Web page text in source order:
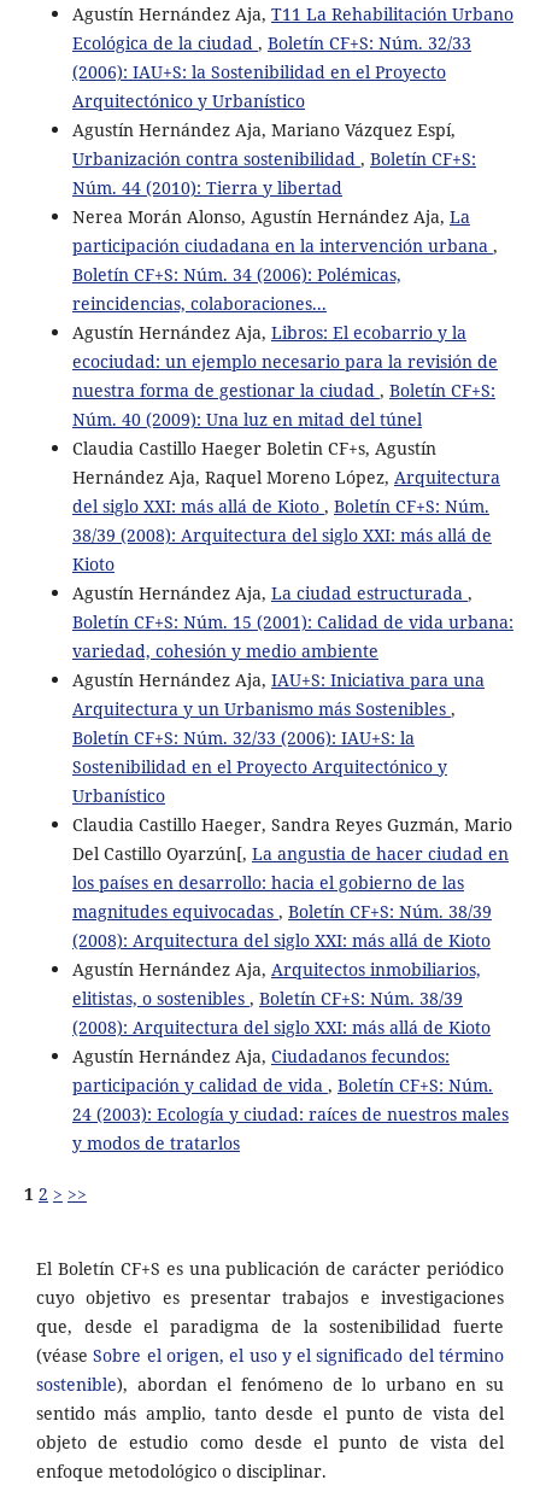
Agustín Hernández Aja, T11 La Rehabilitación Urbano
Ecológica de la ciudad , Boletín CF+S: Núm. 32/33
(2006): IAU+S: la Sostenibilidad en el Proyecto
Arquitectónico y Urbanístico
Agustín Hernández Aja, Mariano Vázquez Espí,
Urbanización contra sostenibilidad , Boletín CF+S:
Núm. 44 (2010): Tierra y libertad
Nerea Morán Alonso, Agustín Hernández Aja, La
participación ciudadana en la intervención urbana ,
Boletín CF+S: Núm. 34 (2006): Polémicas,
reincidencias, colaboraciones...
Agustín Hernández Aja, Libros: El ecobarrio y la
ecociudad: un ejemplo necesario para la revisión de
nuestra forma de gestionar la ciudad , Boletín CF+S:
Núm. 40 (2009): Una luz en mitad del túnel
Claudia Castillo Haeger Boletin CF+s, Agustín
Hernández Aja, Raquel Moreno López, Arquitectura
del siglo XXI: más allá de Kioto , Boletín CF+S: Núm.
38/39 (2008): Arquitectura del siglo XXI: más allá de
Kioto
Agustín Hernández Aja, La ciudad estructurada ,
Boletín CF+S: Núm. 15 (2001): Calidad de vida urbana:
variedad, cohesión y medio ambiente
Agustín Hernández Aja, IAU+S: Iniciativa para una
Arquitectura y un Urbanismo más Sostenibles ,
Boletín CF+S: Núm. 32/33 (2006): IAU+S: la
Sostenibilidad en el Proyecto Arquitectónico y
Urbanístico
Claudia Castillo Haeger, Sandra Reyes Guzmán, Mario
Del Castillo Oyarzún[, La angustia de hacer ciudad en
los países en desarrollo: hacia el gobierno de las
magnitudes equivocadas , Boletín CF+S: Núm. 38/39
(2008): Arquitectura del siglo XXI: más allá de Kioto
Agustín Hernández Aja, Arquitectos inmobiliarios,
elitistas, o sostenibles , Boletín CF+S: Núm. 38/39
(2008): Arquitectura del siglo XXI: más allá de Kioto
Agustín Hernández Aja, Ciudadanos fecundos:
participación y calidad de vida , Boletín CF+S: Núm.
24 (2003): Ecología y ciudad: raíces de nuestros males
y modos de tratarlos
1 2 > >>
El Boletín CF+S es una publicación de carácter periódico
cuyo objetivo es presentar trabajos e investigaciones
que, desde el paradigma de la sostenibilidad fuerte
(véaseSobre el origen, el uso y el significado del término
sostenible), abordan el fenómeno de lo urbano en su
sentido más amplio, tanto desde el punto de vista del
objeto de estudio como desde el punto de vista del
enfoque metodológico o disciplinar.